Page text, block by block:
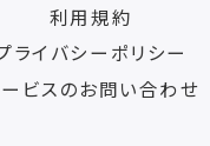
利用規約
ライバシーポリシー
ビスのお問い合わせ